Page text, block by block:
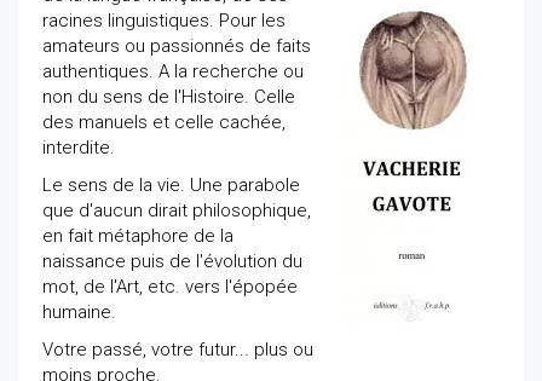
racines linguistiques. Pour les
amateurs ou passionnés de faits
authentiques. A la recherche ou
non du sens de l'Histoire. Celle
des manuels et celle cachée,
interdite.
Le sens de la vie. Une parabole
que d'aucun dirait philosophique,
en fait métaphore de la
naissance puis de l'évolution du
mot, de l'Art, etc. vers l'épopée
humaine.
Votre passé, votre futur... plus ou
moins proche.